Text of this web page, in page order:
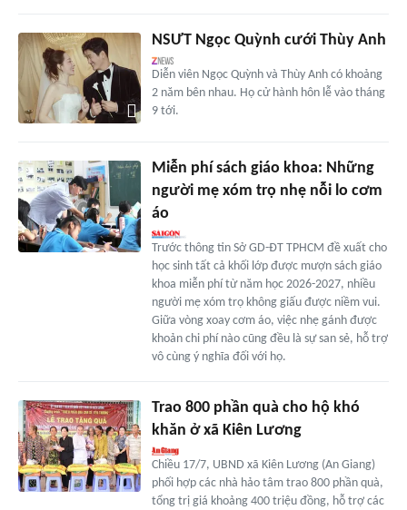
NSƯT Ngọc Quỳnh cưới Thùy Anh
Diễn viên Ngọc Quỳnh và Thùy Anh có khoảng
2 năm bên nhau. Họ cử hành hôn lễ vào tháng
9 tới.
Miễn phí sách giáo khoa: Những
người mẹ xóm trọ nhẹ nỗi lo cơm
áo
Trước thông tin Sở GD-ĐT TPHCM đề xuất cho
học sinh tất cả khối lớp được mượn sách giáo
khoa miễn phí từ năm học 2026-2027, nhiều
người mẹ xóm trọ không giấu được niềm vui.
Giữa vòng xoay cơm áo, việc nhẹ gánh được
khoản chi phí nào cũng đều là sự san sẻ, hỗ trợ
vô cùng ý nghĩa đối với họ.
Trao 800 phần quà cho hộ khó
khăn ở xã Kiên Lương
Chiều 17/7, UBND xã Kiên Lương (An Giang)
phối hợp các nhà hảo tâm trao 800 phần quà,
tổng trị giá khoảng 400 triệu đồng, hỗ trợ các